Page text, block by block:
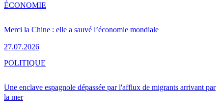
Merci la Chine : elle a sauvé l’économie mondiale
27.07.2026
ÉCONOMIE
Une enclave espagnole dépassée par l'afflux de migrants arrivant par
la mer
POLITIQUE